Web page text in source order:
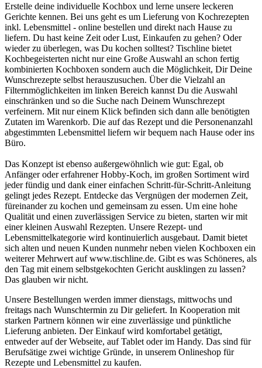
Erstelle deine individuelle Kochbox und lerne unsere leckeren
Gerichte kennen. Bei uns geht es um Lieferung von Kochrezepten
inkl. Lebensmittel - online bestellen und direkt nach Hause zu
liefern. Du hast keine Zeit oder Lust, Einkaufen zu gehen? Oder
wieder zu überlegen, was Du kochen solltest? Tischline bietet
Kochbegeisterten nicht nur eine Große Auswahl an schon fertig
kombinierten Kochboxen sondern auch die Möglichkeit, Dir Deine
Wunschrezepte selbst herauszusuchen. Über die Vielzahl an
Filternmöglichkeiten im linken Bereich kannst Du die Auswahl
einschränken und so die Suche nach Deinem Wunschrezept
verfeinern. Mit nur einem Klick befinden sich dann alle benötigten
Zutaten im Warenkorb. Die auf das Rezept und die Personenanzahl
abgestimmten Lebensmittel liefern wir bequem nach Hause oder ins
Büro.
Das Konzept ist ebenso außergewöhnlich wie gut: Egal, ob
Anfänger oder erfahrener Hobby-Koch, im großen Sortiment wird
jeder fündig und dank einer einfachen Schritt-für-Schritt-Anleitung
gelingt jedes Rezept. Entdecke das Vergnügen der modernen Zeit,
füreinander zu kochen und gemeinsam zu essen. Um eine hohe
Qualität und einen zuverlässigen Service zu bieten, starten wir mit
einer kleinen Auswahl Rezepten. Unsere Rezept- und
Lebensmittelkategorie wird kontinuierlich ausgebaut. Damit bietet
sich alten und neuen Kunden nunmehr neben vielen Kochboxen ein
weiterer Mehrwert auf www.tischline.de. Gibt es was Schöneres, als
den Tag mit einem selbstgekochten Gericht ausklingen zu lassen?
Das glauben wir nicht.
Unsere Bestellungen werden immer dienstags, mittwochs und
freitags nach Wunschtermin zu Dir geliefert. In Kooperation mit
starken Partnern können wir eine zuverlässige und pünktliche
Lieferung anbieten. Der Einkauf wird komfortabel getätigt,
entweder auf der Webseite, auf Tablet oder im Handy. Das sind für
Berufsätige zwei wichtige Gründe, in unserem Onlineshop für
Rezepte und Lebensmittel zu kaufen.